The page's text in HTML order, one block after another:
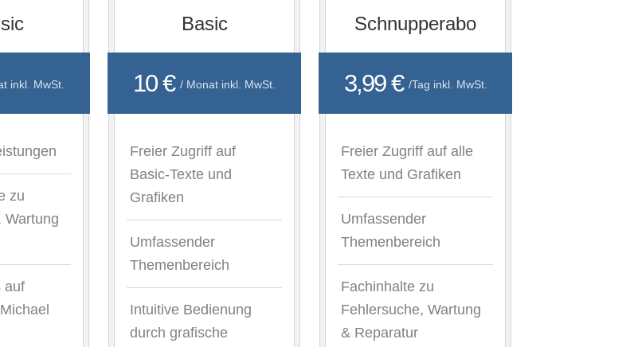
inkl. MwSt.
zu
Wartung
auf
Basic
10 € / Monat inkl. MwSt.
Freier Zugriff auf
Basic-Texte und
Grafiken
Umfassender
Themenbereich
Intuitive Bedienung
durch grafische
Schnupperabo
3,99 € /Tag inkl. MwSt.
Freier Zugriff auf alle
Texte und Grafiken
Umfassender
Themenbereich
Fachinhalte zu
Fehlersuche, Wartung
& Reparatur